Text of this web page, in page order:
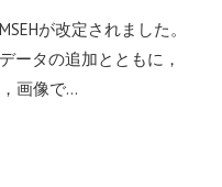
が改定されました。
ータの追加とともに，
，画像で…